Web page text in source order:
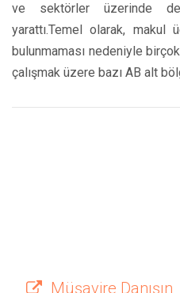
ve sektörler üzerinde
yarattı.Temel olarak, makul
bulunmaması nedeniyle
çalışmak üzere bazı AB alt
Müşavire Danışın